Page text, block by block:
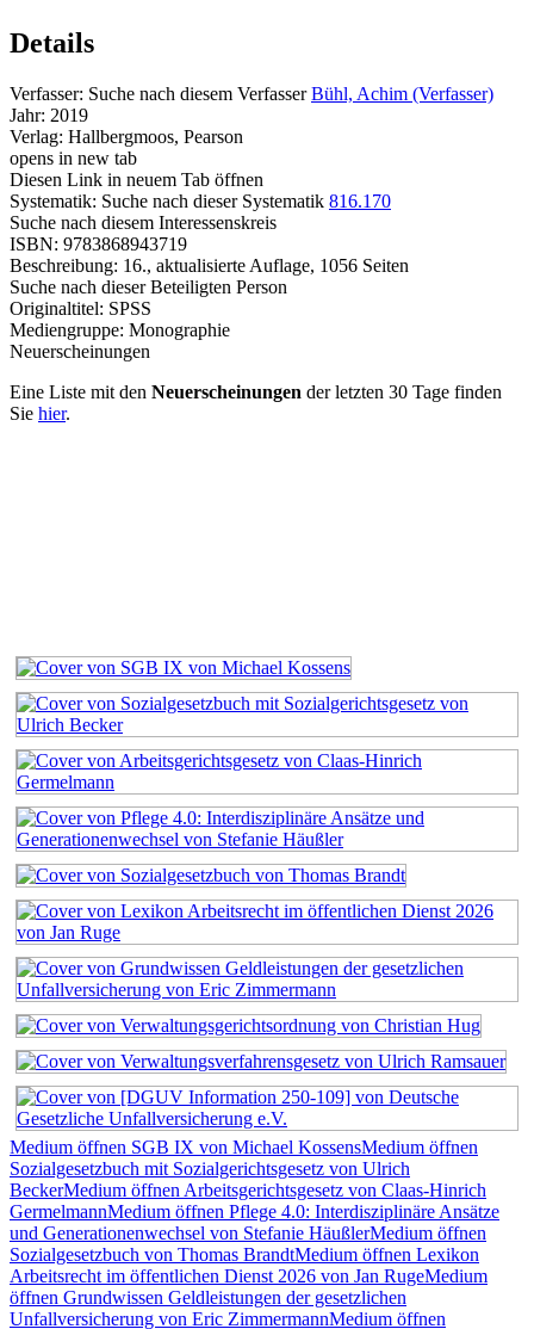
Details
Verfasser: Suche nach diesem Verfasser Bühl, Achim (Verfasser)
Jahr: 2019
Verlag: Hallbergmoos, Pearson
opens in new tab
Diesen Link in neuem Tab öffnen
Systematik: Suche nach dieser Systematik 816.170
Suche nach diesem Interessenskreis
ISBN: 9783868943719
Beschreibung: 16., aktualisierte Auflage, 1056 Seiten
Suche nach dieser Beteiligten Person
Originaltitel: SPSS
Mediengruppe: Monographie
Neuerscheinungen
Eine Liste mit den Neuerscheinungen der letzten 30 Tage finden
Sie hier.
Medium öffnen SGB IX von Michael KossensMedium öffnen
Sozialgesetzbuch mit Sozialgerichtsgesetz von Ulrich
BeckerMedium öffnen Arbeitsgerichtsgesetz von Claas-Hinrich
GermelmannMedium öffnen Pflege 4.0: Interdisziplinäre Ansätze
und Generationenwechsel von Stefanie HäußlerMedium öffnen
Sozialgesetzbuch von Thomas BrandtMedium öffnen Lexikon
Arbeitsrecht im öffentlichen Dienst 2026 von Jan RugeMedium
öffnen Grundwissen Geldleistungen der gesetzlichen
Unfallversicherung von Eric ZimmermannMedium öffnen